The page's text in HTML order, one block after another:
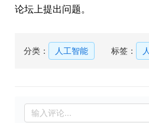
论坛上提出问题。
分类： 人工智能 标签：